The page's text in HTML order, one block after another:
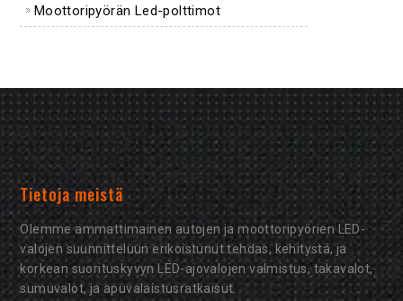
Moottoripyörän Led-polttimot
Tietoja meistä
Olemme ammattimainen autojen ja moottoripyörien LED-
valojen suunnitteluun erikoistunut tehdas, kehitystä, ja
korkean suorituskyvyn LED-ajovalojen valmistus, takavalot,
sumuvalot, ja apuvalaistusratkaisut.